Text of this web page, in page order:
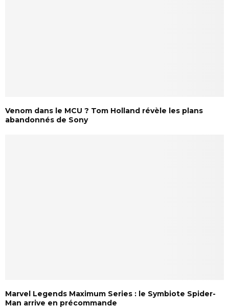
Venom dans le MCU ? Tom Holland révèle les plans
abandonnés de Sony
Marvel Legends Maximum Series : le Symbiote Spider-
Man arrive en précommande